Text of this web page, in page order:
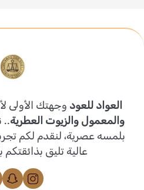
العواد للعود وجهتك الأولى
والمعمول والزيوت العطرية..
بلمسه عصرية، لنقدم لكم
عالية تليق بذائقتكم